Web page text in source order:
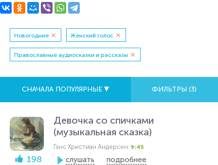
Новогодние Женский голос
Православные аудиосказки и рассказы
СНАЧАЛА ПОПУЛЯРНЫЕ ФИЛЬТРЫ (3)
198
Девочка со спичками
(музыкальная сказка)
Ганс Христиан Андерсен 9:45
слушать подробнее